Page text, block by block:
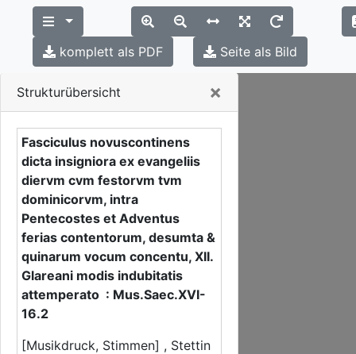
Strukturübersicht ×
Fasciculus novuscontinens
dicta insigniora ex evangeliis
diervm cvm festorvm tvm
dominicorvm, intra
Pentecostes et Adventus
ferias contentorum, desumta &
quinarum vocum concentu, XII.
Glareani modis indubitatis
attemperato : Mus.Saec.XVI-
16.2
[Musikdruck, Stimmen] , Stettin
komplett als PDF Seite als Bild